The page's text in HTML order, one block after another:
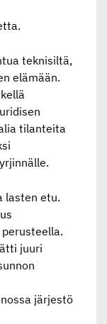
teknisiltä,
elämään.
tilanteita
lasten etu.
juuri
järjestö